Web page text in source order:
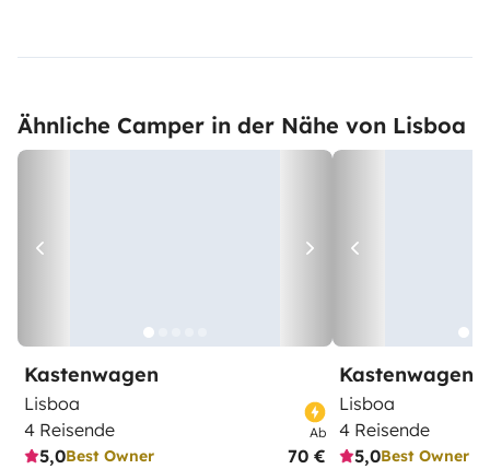
Ähnliche Camper in der Nähe von Lisboa
Kastenwagen
Lisboa
4 Reisende
5,0Best Owner
Ab
70 €
Kastenwagen
Lisboa
4 Reisende
5,0Best Owner